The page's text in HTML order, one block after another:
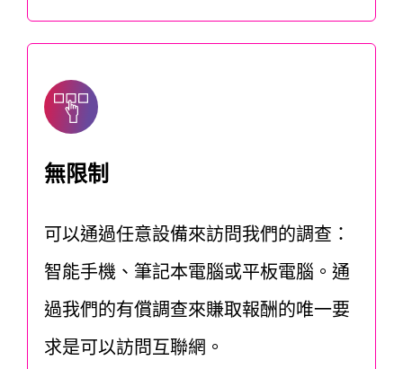
無限制
可以通過任意設備來訪問我們的調查：
智能手機、筆記本電腦或平板電腦。通
過我們的有償調查來賺取報酬的唯一要
求是可以訪問互聯網。